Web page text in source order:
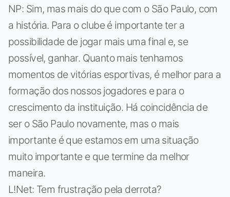
NP: Sim, mas mais do que com o São Paulo, com
a história. Para o clube é importante ter a
possibilidade de jogar mais uma final e, se
possível, ganhar. Quanto mais tenhamos
momentos de vitórias esportivas, é melhor para a
formação dos nossos jogadores e para o
crescimento da instituição. Há coincidência de
ser o São Paulo novamente, mas o mais
importante é que estamos em uma situação
muito importante e que termine da melhor
maneira.
L!Net: Tem frustração pela derrota?